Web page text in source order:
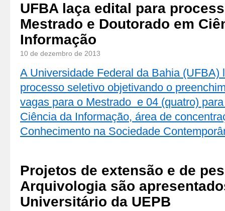
UFBA laça edital para
Mestrado e Doutorado em
Informação
10 de dezembro de 2013
A Universidade Federal da Bahia (UFBA)
processo seletivo objetivando o
vagas para o Mestrado e 04 (quatro)
Ciência da Informação, área de
Conhecimento na Sociedade
Projetos de extensão e de
Arquivologia são
Universitário da UEPB